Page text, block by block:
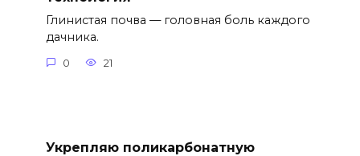
Глинистая почва — головная боль каждого
дачника.
0 21
Укрепляю поликарбонатную